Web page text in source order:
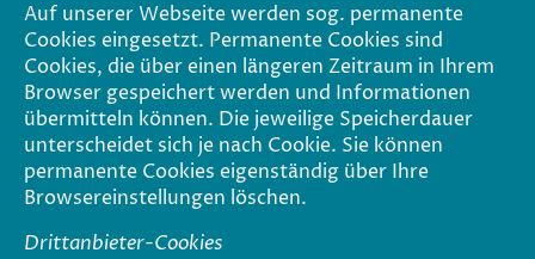
Auf unserer Webseite werden sog. permanente
Cookies eingesetzt. Permanente Cookies sind
Cookies, die über einen längeren Zeitraum in Ihrem
Browser gespeichert werden und Informationen
übermitteln können. Die jeweilige Speicherdauer
unterscheidet sich je nach Cookie. Sie können
permanente Cookies eigenständig über Ihre
Browsereinstellungen löschen.
Drittanbieter-Cookies